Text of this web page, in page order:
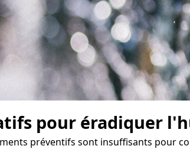
pour éradiquer
préventifs sont insuffisants pour